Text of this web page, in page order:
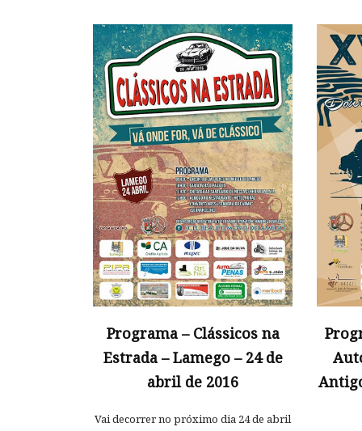
Programa – Clássicos na
Estrada – Lamego – 24 de
abril de 2016
Vai decorrer no próximo dia 24 de abril